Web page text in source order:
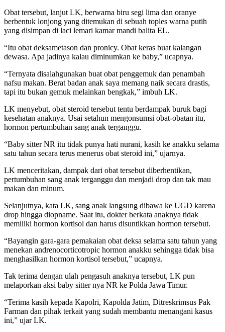
Obat tersebut, lanjut LK, berwarna biru segi lima dan oranye
berbentuk lonjong yang ditemukan di sebuah toples warna putih
yang disimpan di laci lemari kamar mandi balita EL.
“Itu obat deksametason dan pronicy. Obat keras buat kalangan
dewasa. Apa jadinya kalau diminumkan ke baby,” ucapnya.
“Ternyata disalahgunakan buat obat penggemuk dan penambah
nafsu makan. Berat badan anak saya memang naik secara drastis,
tapi itu bukan gemuk melainkan bengkak,” imbuh LK.
LK menyebut, obat steroid tersebut tentu berdampak buruk bagi
kesehatan anaknya. Usai setahun mengonsumsi obat-obatan itu,
hormon pertumbuhan sang anak terganggu.
“Baby sitter NR itu tidak punya hati nurani, kasih ke anakku selama
satu tahun secara terus menerus obat steroid ini,” ujarnya.
LK menceritakan, dampak dari obat tersebut diberhentikan,
pertumbuhan sang anak terganggu dan menjadi drop dan tak mau
makan dan minum.
Selanjutnya, kata LK, sang anak langsung dibawa ke UGD karena
drop hingga diopname. Saat itu, dokter berkata anaknya tidak
memiliki hormon kortisol dan harus disuntikkan hormon tersebut.
“Bayangin gara-gara pemakaian obat deksa selama satu tahun yang
menekan andrenocorticotropic hormon anakku sehingga tidak bisa
menghasilkan hormon kortisol tersebut,” ucapnya.
Tak terima dengan ulah pengasuh anaknya tersebut, LK pun
melaporkan aksi baby sitter nya NR ke Polda Jawa Timur.
“Terima kasih kepada Kapolri, Kapolda Jatim, Ditreskrimsus Pak
Farman dan pihak terkait yang sudah membantu menangani kasus
ini,” ujar LK.